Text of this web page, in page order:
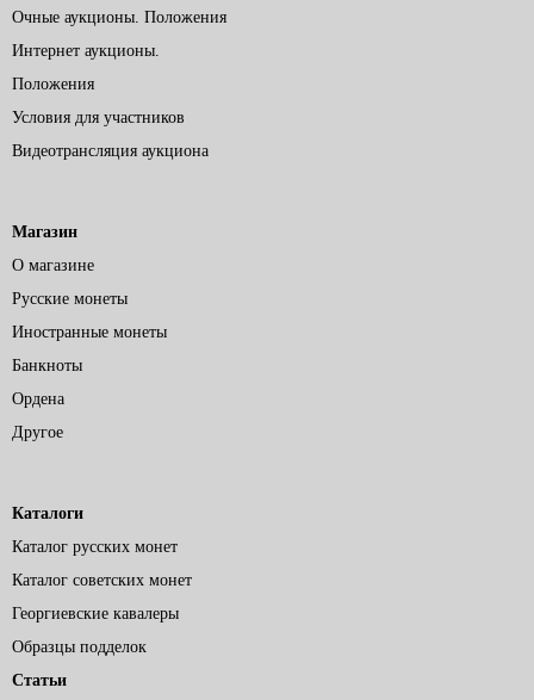
Очные аукционы. Положения
Интернет аукционы.
Положения
Условия для участников
Видеотрансляция аукциона
Магазин
О магазине
Русские монеты
Иностранные монеты
Банкноты
Ордена
Другое
Каталоги
Каталог русских монет
Каталог советских монет
Георгиевские кавалеры
Образцы подделок
Статьи